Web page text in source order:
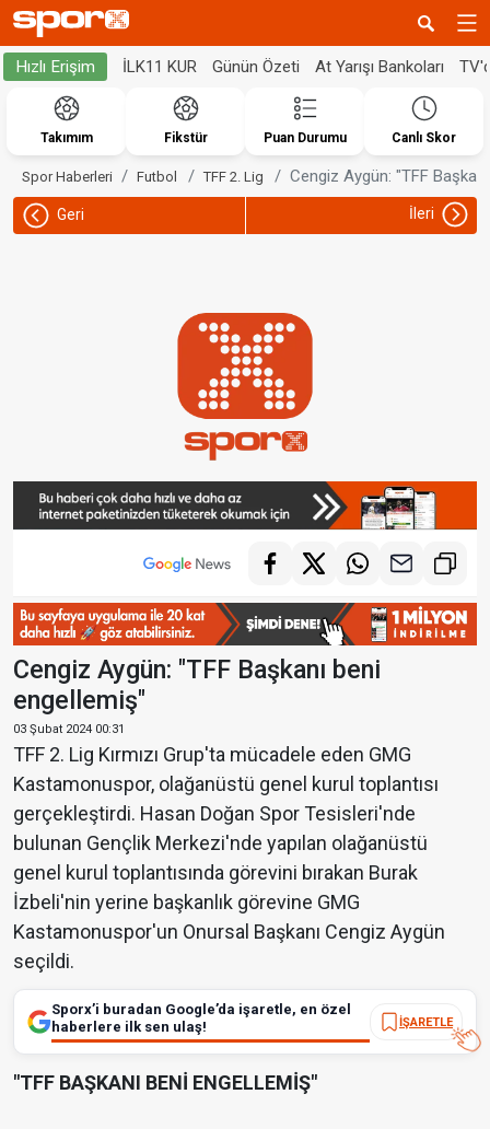
Hızlı Erişim İLK11 KUR Günün Özeti At Yarışı Bankoları
Takımım Fikstür Puan Durumu Canlı Skor
Spor Haberleri Futbol TFF 2. Lig Cengiz Aygün: "TFF
Geri İleri
Cengiz Aygün: "TFF Başkanı beni
engellemiş"
03 Şubat 2024 00:31
TFF 2. Lig Kırmızı Grup'ta mücadele eden GMG
Kastamonuspor, olağanüstü genel kurul toplantısı
gerçekleştirdi. Hasan Doğan Spor Tesisleri'nde
bulunan Gençlik Merkezi'nde yapılan olağanüstü
genel kurul toplantısında görevini bırakan Burak
İzbeli'nin yerine başkanlık görevine GMG
Kastamonuspor'un Onursal Başkanı Cengiz Aygün
seçildi.
Sporx’i buradan Google’da işaretle, en özel
haberlere ilk sen ulaş!
İŞARETLE
"TFF BAŞKANI BENİ ENGELLEMİŞ"